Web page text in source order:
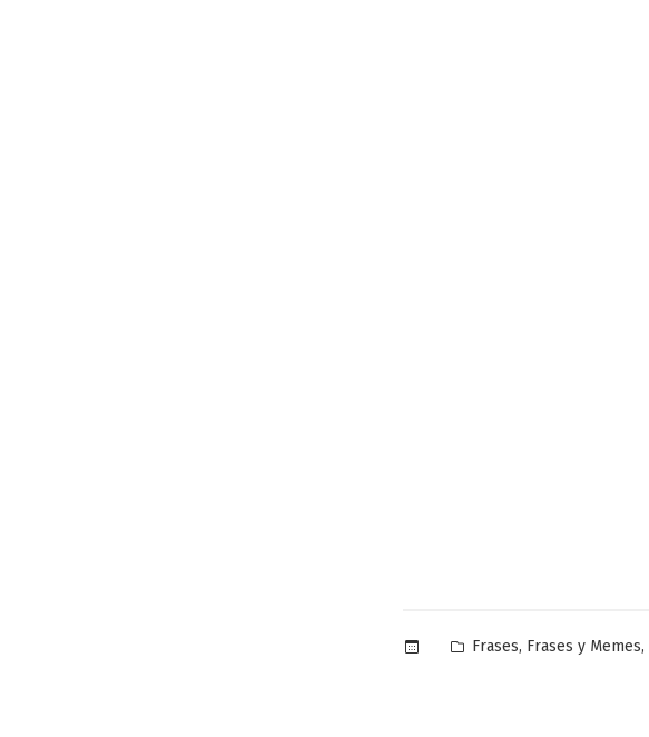
Publicado
Frases, Frases y Memes,